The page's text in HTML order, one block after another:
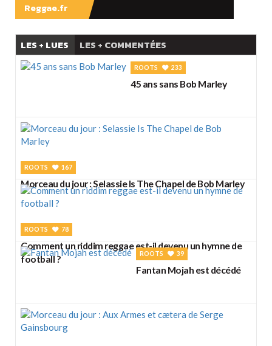
Reggae.fr
LES + LUES LES + COMMENTÉES
ROOTS 233
45 ans sans Bob Marley
ROOTS 167
Morceau du jour : Selassie Is The Chapel de Bob Marley
ROOTS 78
Comment un riddim reggae est-il devenu un hymne de
football ?
ROOTS 39
Fantan Mojah est décédé